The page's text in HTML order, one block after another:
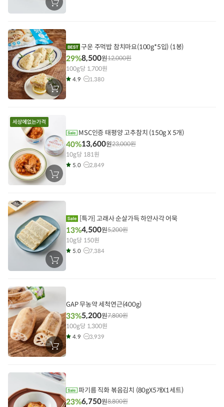
장
바
에
담
기
장
바
구운 주먹밥 참치마요(100g*5입) (1봉)
29%8,500원12,000원
100g당 1,700원
4.9 1,380
장
바
에
MSC인증 태평양 고추참치 (150g X 5개)
40%13,600원23,000원
10g당 181원
5.0 2,849
장
바
에
[특가] 고래사 순살가득 하얀사각 어묵
13%4,500원5,200원
10g당 150원
5.0 7,384
장
바
에
담
GAP 무농약 세척연근(400g)
33%5,200원7,800원
100g당 1,300원
4.9 3,939
파기름 직화 볶음김치 (80gX5개X1세트)
23%6,750원8,800원